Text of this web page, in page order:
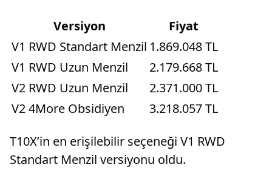
Versiyon
Fiyat
V1 RWD Standart Menzil 1.869.048 TL
V1 RWD Uzun Menzil
2.179.668 TL
V2 RWD Uzun Menzil
2.371.000 TL
V2 4More Obsidiyen
3.218.057 TL
T10X’in en erişilebilir seçeneği V1 RWD
Standart Menzil versiyonu oldu.